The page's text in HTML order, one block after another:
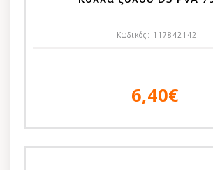
Κωδικός: 117842142
6,40€